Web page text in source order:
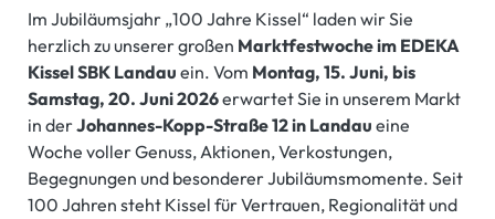
Im Jubiläumsjahr „100 Jahre Kissel“ laden wir Sie
herzlich zu unserer großen Marktfestwoche im EDEKA
Kissel SBK Landau ein. Vom Montag, 15. Juni, bis
Samstag, 20. Juni 2026erwartet Sie in unserem Markt
in derJohannes-Kopp-Straße 12 in Landau eine
Woche voller Genuss, Aktionen, Verkostungen,
Begegnungen und besonderer Jubiläumsmomente. Seit
100 Jahren steht Kissel für Vertrauen, Regionalität und